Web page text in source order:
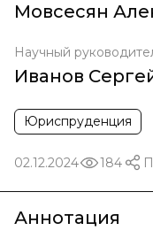
Мовсесян
Научный
Иванов
Юриспруденция
02.12.2024 184
Аннотация